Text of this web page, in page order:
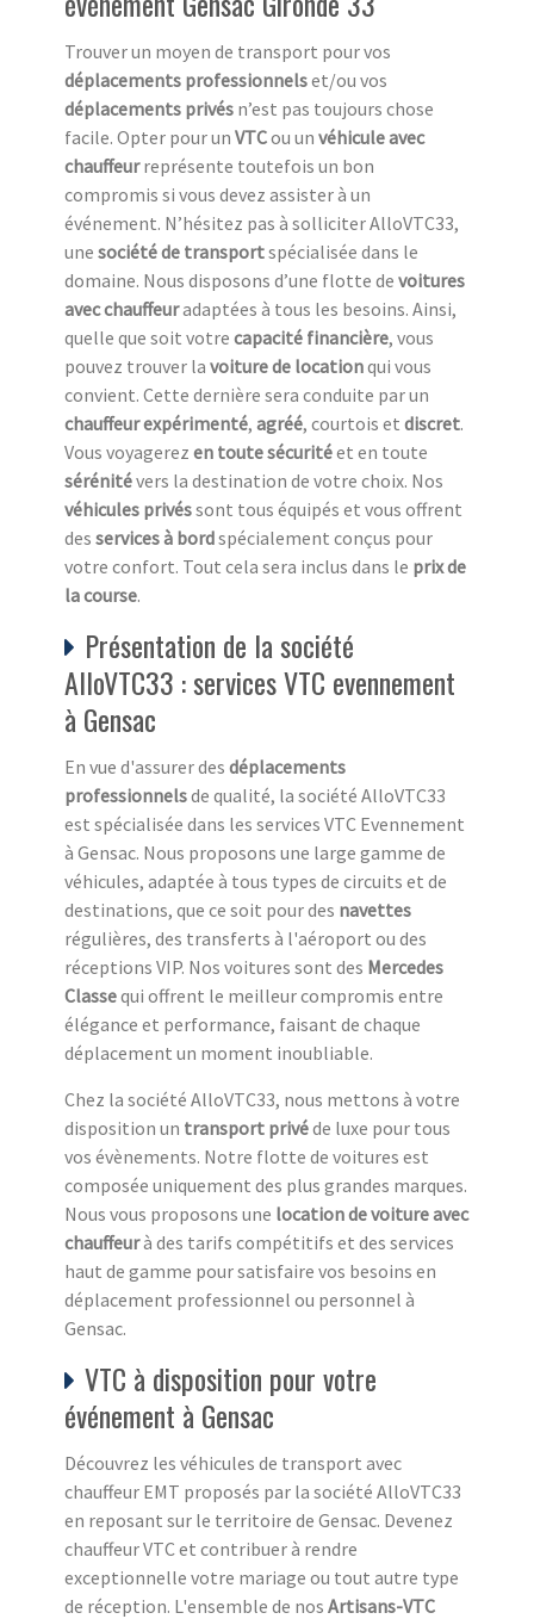
Trouver un moyen de transport pour vos
déplacements professionnelset/ou vos
déplacements privés n’est pas toujours chose
facile. Opter pour un VTCou un véhicule avec
chauffeurreprésente toutefois un bon
compromis si vous devez assister à un
événement. N’hésitez pas à solliciter AlloVTC33,
une société de transportspécialisée dans le
domaine. Nous disposons d’une flotte de voitures
avec chauffeuradaptées à tous les besoins. Ainsi,
quelle que soit votre capacité financière, vous
pouvez trouver la voiture de locationqui vous
convient. Cette dernière sera conduite par un
chauffeur expérimenté, agréé, courtois et discret.
Vous voyagerez en toute sécuritéet en toute
sérénitévers la destination de votre choix. Nos
véhicules privéssont tous équipés et vous offrent
des services à bordspécialement conçus pour
votre confort. Tout cela sera inclus dans le prix de
la course.
Présentation de la société
AlloVTC33 : services VTC evennement
à Gensac
En vue d'assurer des déplacements
professionnelsde qualité, la société AlloVTC33
est spécialisée dans les services VTC Evennement
à Gensac. Nous proposons une large gamme de
véhicules, adaptée à tous types de circuits et de
destinations, que ce soit pour des navettes
régulières, des transferts à l'aéroport ou des
réceptions VIP. Nos voitures sont des Mercedes
Classequi offrent le meilleur compromis entre
élégance et performance, faisant de chaque
déplacement un moment inoubliable.
Chez la société AlloVTC33, nous mettons à votre
disposition un transport privéde luxe pour tous
vos évènements. Notre flotte de voitures est
composée uniquement des plus grandes marques.
Nous vous proposons une location de voiture avec
chauffeurà des tarifs compétitifs et des services
haut de gamme pour satisfaire vos besoins en
déplacement professionnel ou personnel à
Gensac.
VTC à disposition pour votre
événement à Gensac
Découvrez les véhicules de transport avec
chauffeur EMT proposés par la société AlloVTC33
en reposant sur le territoire de Gensac. Devenez
chauffeur VTC et contribuer à rendre
exceptionnelle votre mariage ou tout autre type
de réception. L'ensemble de nos Artisans-VTC